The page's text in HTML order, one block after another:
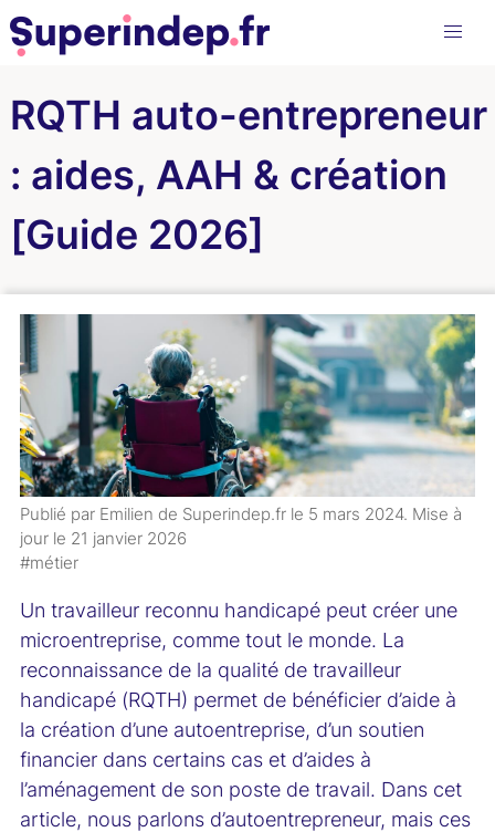
RQTH auto-entrepreneur
: aides, AAH & création
[Guide 2026]
Publié par Emilien de Superindep.fr le 5 mars 2024. Mise à
jour le 21 janvier 2026
#métier
Un travailleur reconnu handicapé peut créer une
microentreprise, comme tout le monde. La
reconnaissance de la qualité de travailleur
handicapé (RQTH) permet de bénéficier d’aide à
la création d’une autoentreprise, d’un soutien
financier dans certains cas et d’aides à
l’aménagement de son poste de travail. Dans cet
article, nous parlons d’autoentrepreneur, mais ces